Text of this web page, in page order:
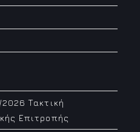
Τακτική
Επιτροπής